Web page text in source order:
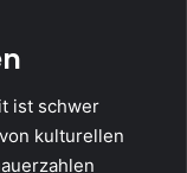
ist schwer
kulturellen